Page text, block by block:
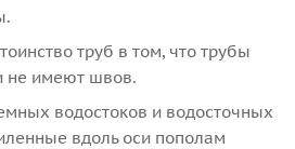
труб в том, что трубы
не имеют швов.
водостоков и водосточных
вдоль оси пополам